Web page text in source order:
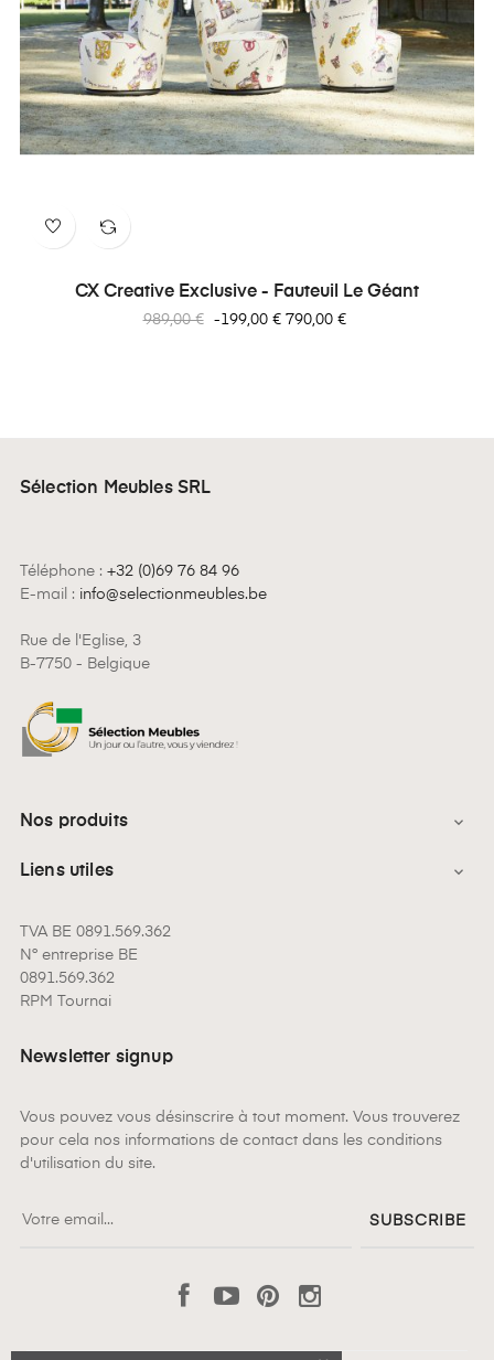
CX Creative Exclusive - Fauteuil Le Géant
Prix
989,00 € -199,00 € Prix
790,00 €
Sélection Meubles SRL
Téléphone : +32 (0)69 76 84 96
E-mail : info@selectionmeubles.be
Rue de l'Eglise, 3
B-7750 - Belgique
Nos produits 
Liens utiles 
TVA BE 0891.569.362
N° entreprise BE
0891.569.362
RPM Tournai
Newsletter signup
Vous pouvez vous désinscrire à tout moment. Vous trouverez
pour cela nos informations de contact dans les conditions
d'utilisation du site.
SUBSCRIBE
FacebookYouTubePinterest